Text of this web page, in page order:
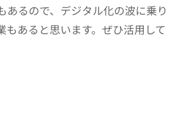
あるので、デジタル化の波に乗り
もあると思います。ぜひ活用して